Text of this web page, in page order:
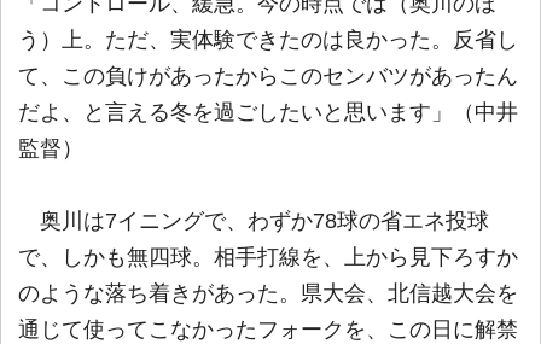
う）上。ただ、実体験できたのは良かった。反省し
て、この負けがあったからこのセンバツがあったん
だよ、と言える冬を過ごしたいと思います」（中井
監督）
奥川は7イニングで、わずか78球の省エネ投球
で、しかも無四球。相手打線を、上から見下ろすか
のような落ち着きがあった。県大会、北信越大会を
通じて使ってこなかったフォークを、この日に解禁